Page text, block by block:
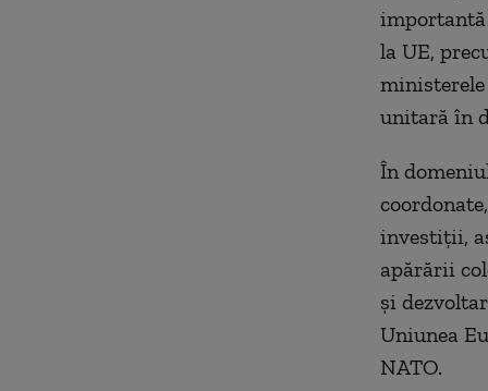
importantă
la UE,
unitară în
În
investiții,
apărării
și
Uniunea
NATO.